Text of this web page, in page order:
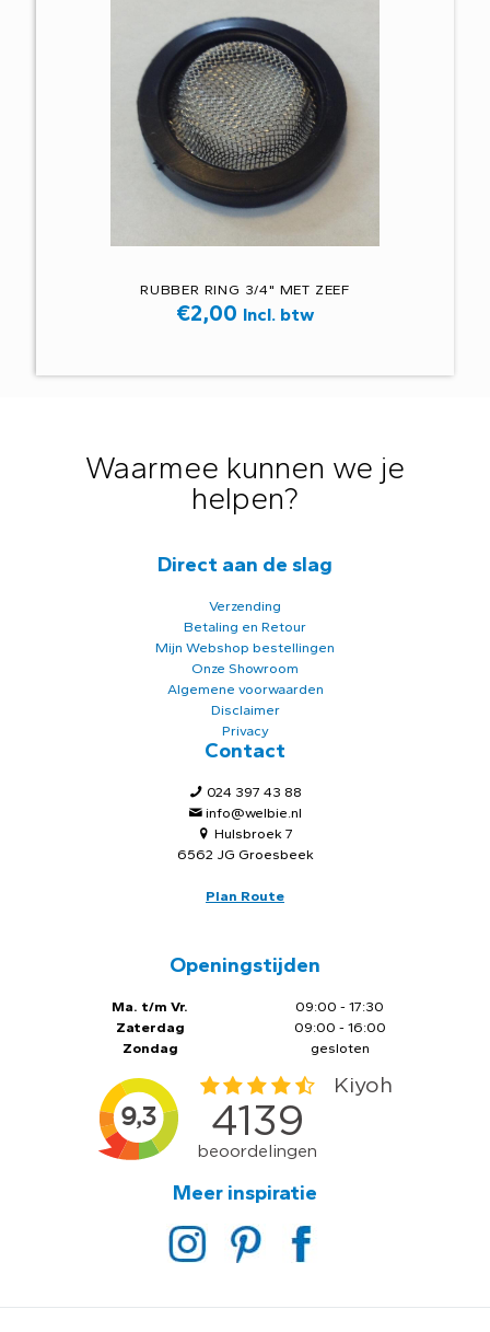
RUBBER RING 3/4" MET ZEEF
€2,00 Incl. btw
Waarmee kunnen we je
helpen?
Direct aan de slag
Verzending
Betaling en Retour
Mijn Webshop bestellingen
Onze Showroom
Algemene voorwaarden
Disclaimer
Privacy
Contact
024 397 43 88
info@welbie.nl
Hulsbroek 7
6562 JG Groesbeek
Plan Route
Openingstijden
Ma. t/m Vr.
Zaterdag
Zondag
09:00 - 17:30
09:00 - 16:00
gesloten
Meer inspiratie